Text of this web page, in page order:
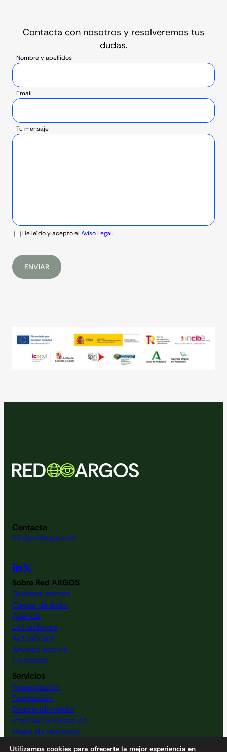
Contacta con nosotros y resolveremos tus
dudas.
Nombre y apellidos
Email
Tu mensaje
He leído y acepto el Aviso Legal.
Contacto
info@redargos.com
Sobre Red ARGOS
Quiénes somos
Casos de éxito
Agenda
Licitaciones
Actualidad
Acceso socios
Contacto
Servicios
Financiación
Formación
Emprendimiento
Internacionalización
Mapa de recursos
Utilizamos cookies para ofrecerte la mejor experiencia en